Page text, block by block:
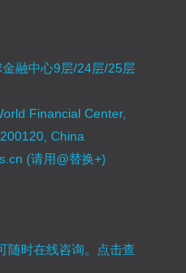
融中心9层/24层/25层
Financial Center,
China
(请用@替换+)
时在线咨询。 点击查